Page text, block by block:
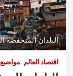
البلدان المنخفضة
اقتصاد العالم